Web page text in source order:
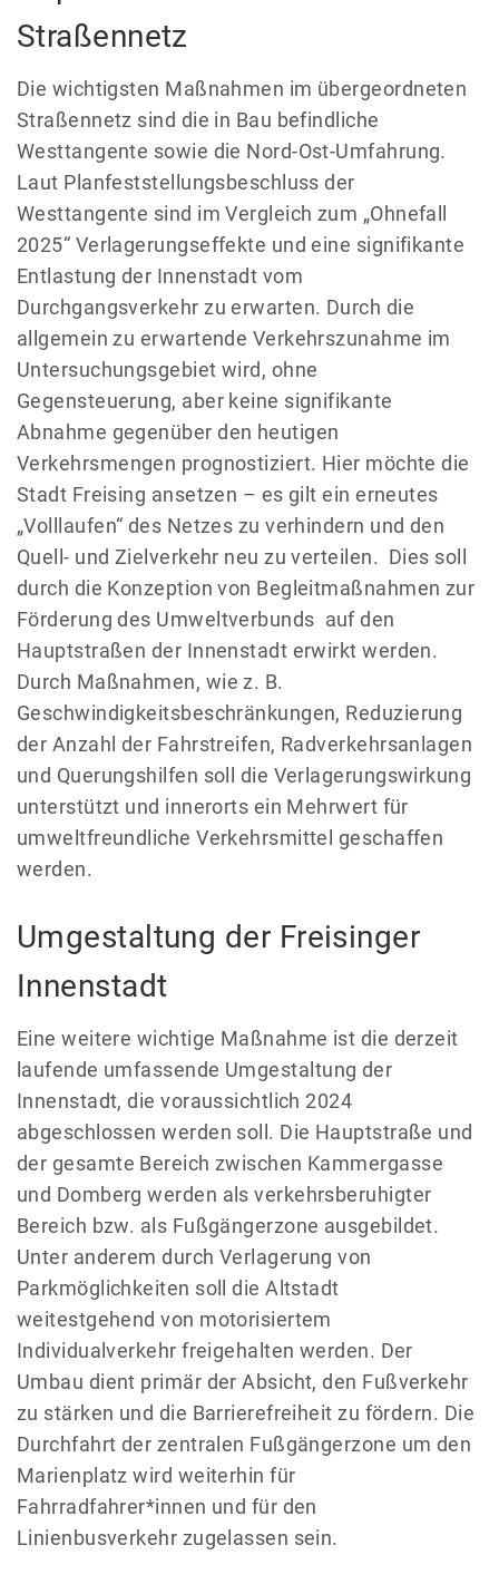
Straßennetz
Die wichtigsten Maßnahmen im übergeordneten
Straßennetz sind die in Bau befindliche
Westtangente sowie die Nord-Ost-Umfahrung.
Laut Planfeststellungsbeschluss der
Westtangente sind im Vergleich zum „Ohnefall
2025“ Verlagerungseffekte und eine signifikante
Entlastung der Innenstadt vom
Durchgangsverkehr zu erwarten. Durch die
allgemein zu erwartende Verkehrszunahme im
Untersuchungsgebiet wird, ohne
Gegensteuerung, aber keine signifikante
Abnahme gegenüber den heutigen
Verkehrsmengen prognostiziert. Hier möchte die
Stadt Freising ansetzen – es gilt ein erneutes
„Volllaufen“ des Netzes zu verhindern und den
Quell- und Zielverkehr neu zu verteilen. Dies soll
durch die Konzeption von Begleitmaßnahmen zur
Förderung des Umweltverbunds auf den
Hauptstraßen der Innenstadt erwirkt werden.
Durch Maßnahmen, wie z. B.
Geschwindigkeitsbeschränkungen, Reduzierung
der Anzahl der Fahrstreifen, Radverkehrsanlagen
und Querungshilfen soll die Verlagerungswirkung
unterstützt und innerorts ein Mehrwert für
umweltfreundliche Verkehrsmittel geschaffen
werden.
Umgestaltung der Freisinger
Innenstadt
Eine weitere wichtige Maßnahme ist die derzeit
laufende umfassende Umgestaltung der
Innenstadt, die voraussichtlich 2024
abgeschlossen werden soll. Die Hauptstraße und
der gesamte Bereich zwischen Kammergasse
und Domberg werden als verkehrsberuhigter
Bereich bzw. als Fußgängerzone ausgebildet.
Unter anderem durch Verlagerung von
Parkmöglichkeiten soll die Altstadt
weitestgehend von motorisiertem
Individualverkehr freigehalten werden. Der
Umbau dient primär der Absicht, den Fußverkehr
zu stärken und die Barrierefreiheit zu fördern. Die
Durchfahrt der zentralen Fußgängerzone um den
Marienplatz wird weiterhin für
Fahrradfahrer*innen und für den
Linienbusverkehr zugelassen sein.